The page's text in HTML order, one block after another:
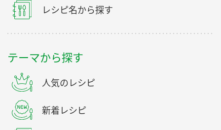
レシピ名から探す
テーマから探す
人気のレシピ
新着レシピ